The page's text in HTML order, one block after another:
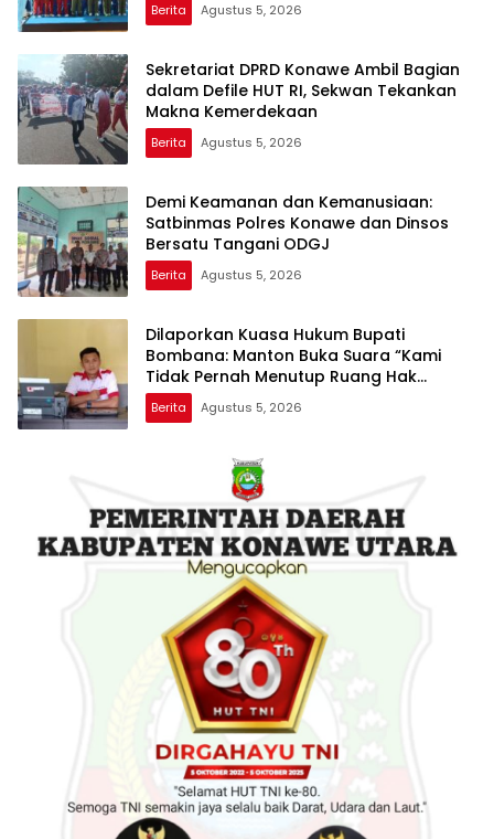
Berita Agustus 5, 2026
Sekretariat DPRD Konawe Ambil Bagian
dalam Defile HUT RI, Sekwan Tekankan
Makna Kemerdekaan
Berita Agustus 5, 2026
Demi Keamanan dan Kemanusiaan:
Satbinmas Polres Konawe dan Dinsos
Bersatu Tangani ODGJ
Berita Agustus 5, 2026
Dilaporkan Kuasa Hukum Bupati
Bombana: Manton Buka Suara “Kami
Tidak Pernah Menutup Ruang Hak
Jawab”
Berita Agustus 5, 2026